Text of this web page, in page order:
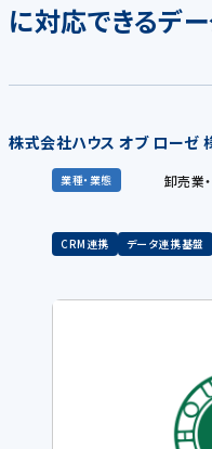
に対応できるデ
株式会社ハウス オブ ローゼ
業種・業態 卸売業
CRM連携 データ連携基盤